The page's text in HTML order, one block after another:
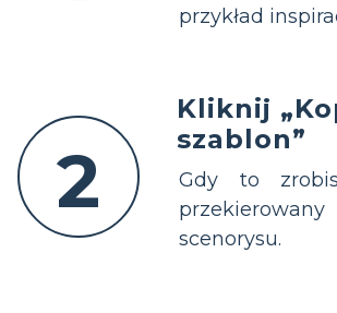
przykład
2
Kliknij
szablon”
Gdy to
scenorysu.